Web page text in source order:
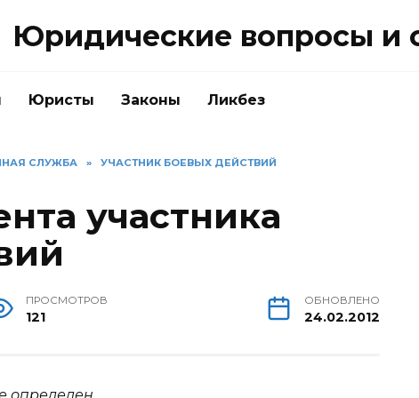
Юридические вопросы и
Юристы Законы Ликбез
СЛУЖБА » УЧАСТНИК БОЕВЫХ ДЕЙСТВИЙ
участника
ПРОСМОТРОВ
121
ОБНОВЛЕНО
24.02.2012